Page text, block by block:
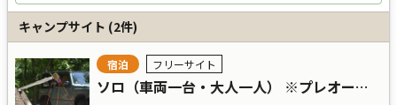
キャンプサイト (2件)
宿泊 フリーサイト
ソロ（車両一台・大人一人） ※プレオープン料金